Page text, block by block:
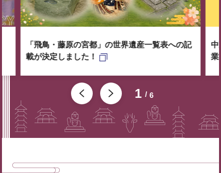
1 6
「飛鳥・藤原の宮都」の世界遺産一覧表への記
載が決定しました！
中
業